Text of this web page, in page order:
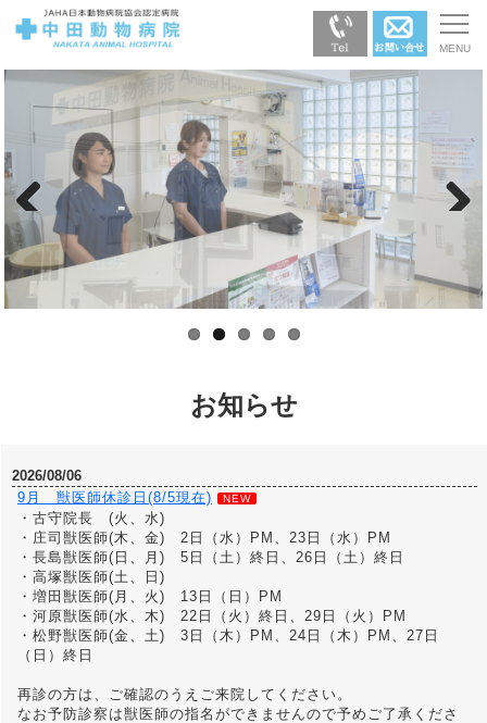
Previous Next
お知らせ
2026/08/06
9月 獣医師休診日(8/5現在)
NEW
・古守院長 (火、水)
・庄司獣医師(木、金) 2日（水）PM、23日（水）PM
・長島獣医師(日、月) 5日（土）終日、26日（土）終日
・高塚獣医師(土、日)
・増田獣医師(月、火) 13日（日）PM
・河原獣医師(水、木) 22日（火）終日、29日（火）PM
・松野獣医師(金、土) 3日（木）PM、24日（木）PM、27日
（日）終日
再診の方は、ご確認のうえご来院してください。
なお予防診察は獣医師の指名ができませんので予めご了承くださ